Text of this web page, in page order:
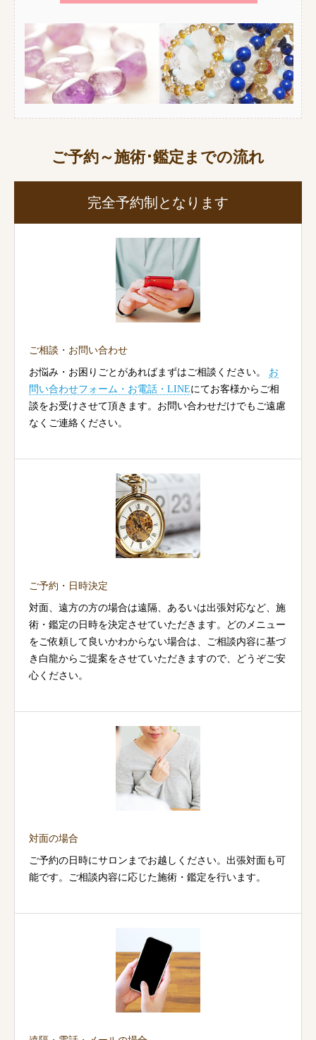
ご予約～施術･鑑定までの流れ
完全予約制となります
ご相談・お問い合わせ
お悩み・お困りごとがあればまずはご相談ください。 お
問い合わせフォーム・お電話・LINEにてお客様からご相
談をお受けさせて頂きます。お問い合わせだけでもご遠慮
なくご連絡ください。
ご予約・日時決定
対面、遠方の方の場合は遠隔、あるいは出張対応など、施
術・鑑定の日時を決定させていただきます。どのメニュー
をご依頼して良いかわからない場合は、ご相談内容に基づ
き白龍からご提案をさせていただきますので、どうぞご安
心ください。
対面の場合
ご予約の日時にサロンまでお越しください。出張対面も可
能です。ご相談内容に応じた施術・鑑定を行います。